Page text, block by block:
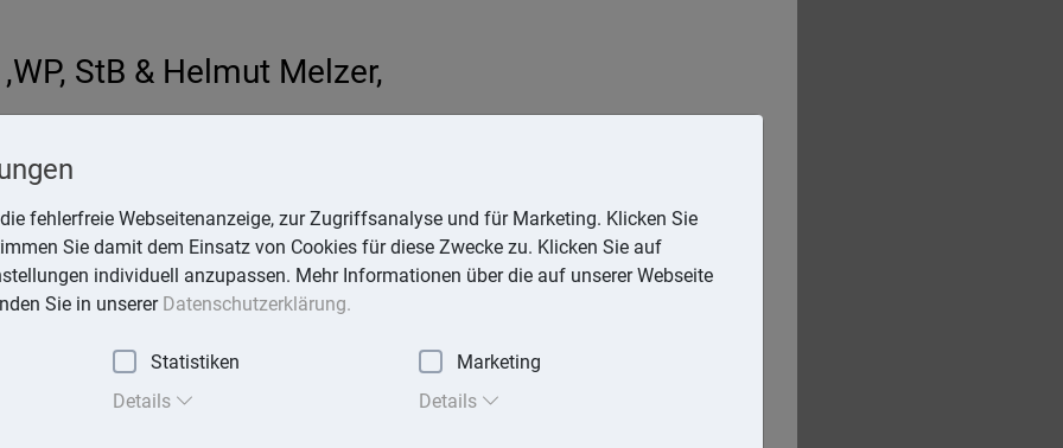
StB & Helmut Melzer,
online.de
fehlerfreie Webseitenanzeige, zur Zugriffsanalyse und für Marketing. Klicken Sie
Sie damit dem Einsatz von Cookies für diese Zwecke zu. Klicken Sie auf
individuell anzupassen. Mehr Informationen über die auf unserer Webseite
Sie in unserer Datenschutzerklärung.
Statistiken
Marketing
Details Details